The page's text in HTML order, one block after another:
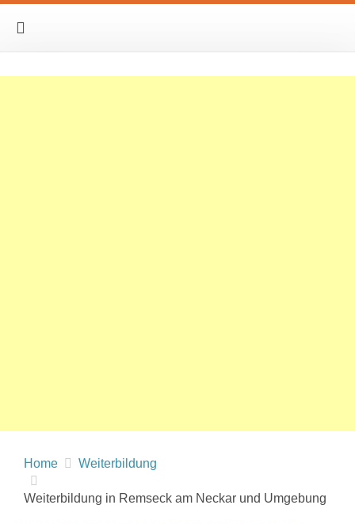
Home Weiterbildung
Weiterbildung in Remseck am Neckar und Umgebung